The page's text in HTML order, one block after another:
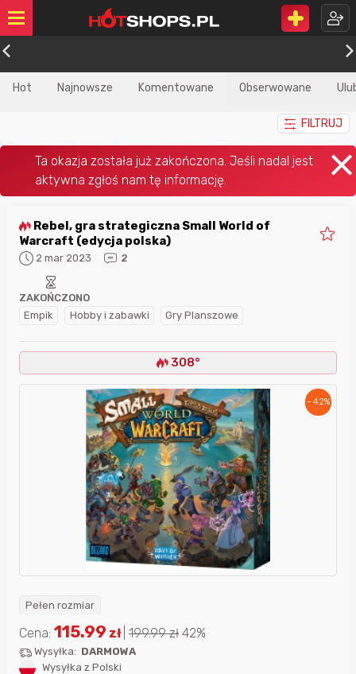
Hot Najnowsze Komentowane Obserwowane
FILTRUJ
Warcraft (edycja polska)
2 mar 2023 2
Empik Hobby i zabawki Gry Planszowe
ZAKOŃCZONO
308°
- 42%
Pełen rozmiar
Cena: 115.99 zł 199.99zł 42%
Wysyłka: DARMOWA
Wysyłka z Polski